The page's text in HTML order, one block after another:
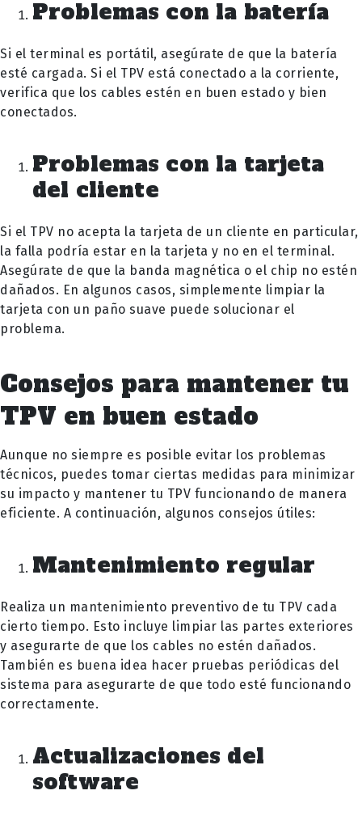
Problemas con la batería
Si el terminal es portátil, asegúrate de que la batería
esté cargada. Si el TPV está conectado a la corriente,
verifica que los cables estén en buen estado y bien
conectados.
Problemas con la tarjeta
del cliente
Si el TPV no acepta la tarjeta de un cliente en particular,
la falla podría estar en la tarjeta y no en el terminal.
Asegúrate de que la banda magnética o el chip no estén
dañados. En algunos casos, simplemente limpiar la
tarjeta con un paño suave puede solucionar el
problema.
Consejos para mantener tu
TPV en buen estado
Aunque no siempre es posible evitar los problemas
técnicos, puedes tomar ciertas medidas para minimizar
su impacto y mantener tu TPV funcionando de manera
eficiente. A continuación, algunos consejos útiles:
Mantenimiento regular
Realiza un mantenimiento preventivo de tu TPV cada
cierto tiempo. Esto incluye limpiar las partes exteriores
y asegurarte de que los cables no estén dañados.
También es buena idea hacer pruebas periódicas del
sistema para asegurarte de que todo esté funcionando
correctamente.
Actualizaciones del
software